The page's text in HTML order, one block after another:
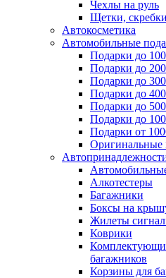
Чехлы на руль
Щетки,
Автокосметика
Автомобильные
Подарки до
Подарки до
Подарки до
Подарки до
Подарки до
Подарки до
Подарки от
Оригинальные
Алкотестеры
Багажники
Боксы на
Жилеты
Коврики
багажников
Корзины для